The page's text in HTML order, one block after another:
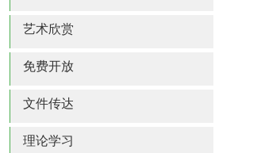
艺术欣赏
免费开放
文件传达
理论学习